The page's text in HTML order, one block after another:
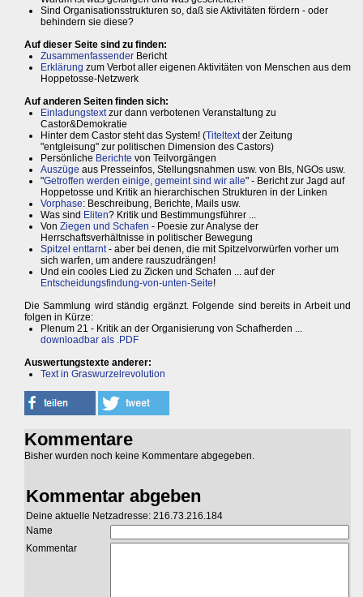
Sind Organisationsstrukturen so, daß sie Aktivitäten fördern - oder
behindern sie diese?
Auf dieser Seite sind zu finden:
Zusammenfassender Bericht
Erklärung zum Verbot aller eigenen Aktivitäten von Menschen aus dem
Hoppetosse-Netzwerk
Auf anderen Seiten finden sich:
Einladungstextzur dann verbotenen Veranstaltung zu
Castor&Demokratie
Hinter dem Castor steht das System! (Titeltextder Zeitung
"entgleisung" zur politischen Dimension des Castors)
Persönliche Berichte von Teilvorgängen
Auszüge aus Presseinfos, Stellungsnahmen usw. von BIs, NGOs usw.
"Getroffen werden einige, gemeint sind wir alle" - Bericht zur Jagd auf
Hoppetosse und Kritik an hierarchischen Strukturen in der Linken
Vorphase: Beschreibung, Berichte, Mails usw.
Was sind Eliten? Kritik und Bestimmungsführer ...
Von Ziegen und Schafen - Poesie zur Analyse der
Herrschaftsverhältnisse in politischer Bewegung
Spitzel enttarnt- aber bei denen, die mit Spitzelvorwürfen vorher um
sich warfen, um andere rauszudrängen!
Und ein cooles Lied zu Zicken und Schafen ... auf der
Entscheidungsfindung-von-unten-Seite!
Die Sammlung wird ständig ergänzt. Folgende sind bereits in Arbeit und
folgen in Kürze:
Plenum 21 - Kritik an der Organisierung von Schafherden ...
downloadbar als .PDF
Auswertungstexte anderer:
Text in Graswurzelrevolution
Kommentare
Bisher wurden noch keine Kommentare abgegeben.
Kommentar abgeben
Deine aktuelle Netzadresse: 216.73.216.184
Name
Kommentar